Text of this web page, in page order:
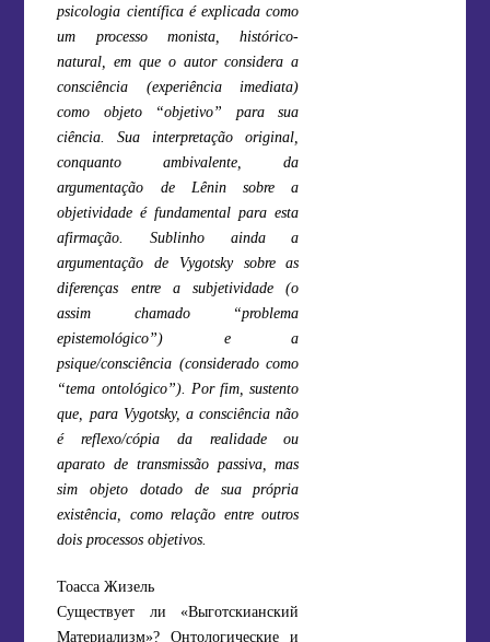
psicologia científica é explicada como
um processo monista, histórico-
natural, em que o autor considera a
consciência (experiência imediata)
como objeto “objetivo” para sua
ciência. Sua interpretação original,
conquanto ambivalente, da
argumentação de Lênin sobre a
objetividade é fundamental para esta
afirmação. Sublinho ainda a
argumentação de Vygotsky sobre as
diferenças entre a subjetividade (o
assim chamado “problema
epistemológico”) e a
psique/consciência (considerado como
“tema ontológico”). Por fim, sustento
que, para Vygotsky, a consciência não
é reflexo/cópia da realidade ou
aparato de transmissão passiva, mas
sim objeto dotado de sua própria
existência, como relação entre outros
dois processos objetivos.
Тоасса Жизель
Существует ли «Выготскианский
Материализм»? Онтологические и